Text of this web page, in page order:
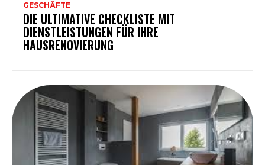
GESCHÄFTE
DIE ULTIMATIVE CHECKLISTE MIT
DIENSTLEISTUNGEN FÜR IHRE
HAUSRENOVIERUNG